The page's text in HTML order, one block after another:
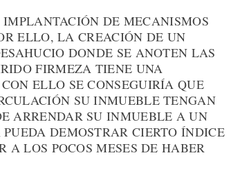
DE MECANISMOS
ELLO, LA CREACIÓN DE UN
DONDE SE ANOTEN LAS
FIRMEZA TIENE UNA
ELLO SE CONSEGUIRÍA QUE
SU INMUEBLE TENGAN
ARRENDAR SU INMUEBLE A UN
DEMOSTRAR CIERTO ÍNDICE
A LOS POCOS MESES DE HABER